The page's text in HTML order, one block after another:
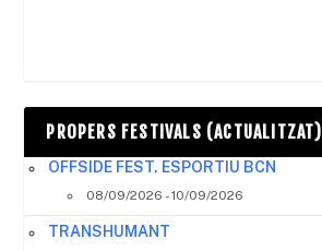
PROPERS FESTIVALS (ACTUALITZAT)
OFFSIDE FEST. ESPORTIU BCN
08/09/2026 - 10/09/2026
TRANSHUMANT